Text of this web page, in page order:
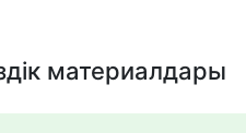
материалдары